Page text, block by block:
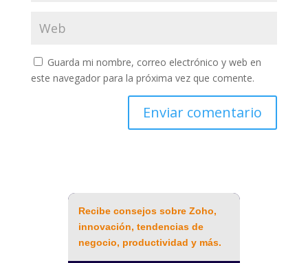
Guarda mi nombre, correo electrónico y web en
este navegador para la próxima vez que comente.
Recibe consejos sobre Zoho,
innovación, tendencias de
negocio, productividad y más.